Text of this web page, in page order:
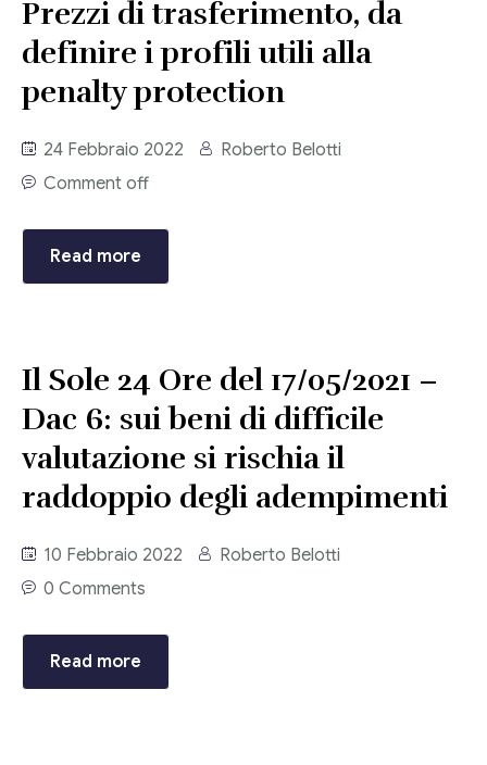
Prezzi di trasferimento, da
definire i profili utili alla
penalty protection
24 Febbraio 2022
Roberto Belotti
Comment off
Read more
Il Sole 24 Ore del 17/05/2021 –
Dac 6: sui beni di difficile
valutazione si rischia il
raddoppio degli adempimenti
10 Febbraio 2022
Roberto Belotti
0 Comments
Read more